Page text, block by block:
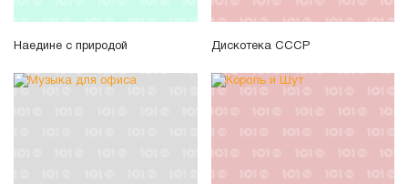
Наедине с природой Дискотека СССР